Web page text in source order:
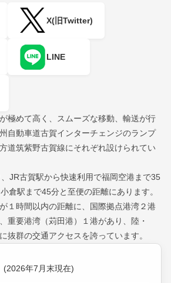
X(旧Twitter)
LINE
極めて高く、スムーズな移動、輸送が行
自動車道古賀インターチェンジのランプ
道筑紫野古賀線にそれぞれ設けられてい
JR古賀駅から快速利用で福岡空港まで35
倉駅まで45分と至便の距離にあります。
１時間以内の距離に、国際拠点港湾２港
重要港湾（苅田港）１港があり、陸・
抜群の交通アクセスを誇っています。
(2026年7月末現在)